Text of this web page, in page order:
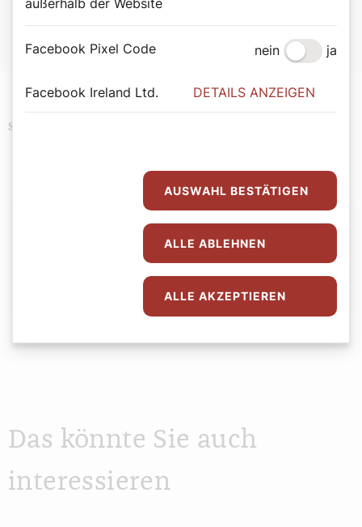
unter:
karlskirche.at
Schlagwörter
Sandra Lobnig
Das könnte Sie auch
interessieren
Facebook Pixel Code nein ja
Facebook Ireland Ltd. DETAILS ANZEIGEN
AUSWAHL BESTÄTIGEN
ALLE ABLEHNEN
ALLE AKZEPTIEREN